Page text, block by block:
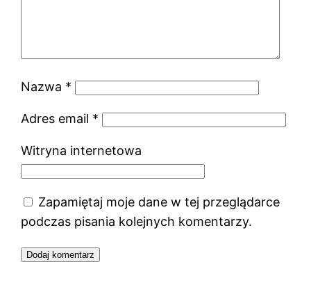
Nazwa *
Adres email *
Witryna internetowa
Zapamiętaj moje dane w tej przeglądarce
podczas pisania kolejnych komentarzy.